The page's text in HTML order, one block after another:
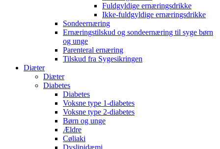
Fuldgyldige ernæringsdrikke
Ikke-fuldgyldige ernæringsdrikke
Sondeernæring
Ernæringstilskud og sondeernæring til syge børn
og unge
Parenteral ernæring
Tilskud fra Sygesikringen
Diæter
Diæter
Diabetes
Diabetes
Voksne type 1-diabetes
Voksne type 2-diabetes
Børn og unge
Ældre
Cøliaki
Dyslipidæmi